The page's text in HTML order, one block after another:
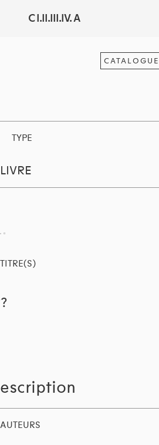
C I.II.III.IV. A
CATALOGUE
TYPE
LIVRE
TITRE(S)
AUTEURS